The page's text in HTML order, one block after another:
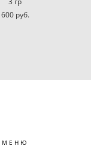
600 pуб.
МЕНЮ